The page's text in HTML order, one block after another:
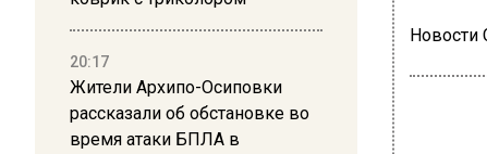
20:17
Жители Архипо-Осиповки
рассказали об обстановке во
время атаки БПЛА в